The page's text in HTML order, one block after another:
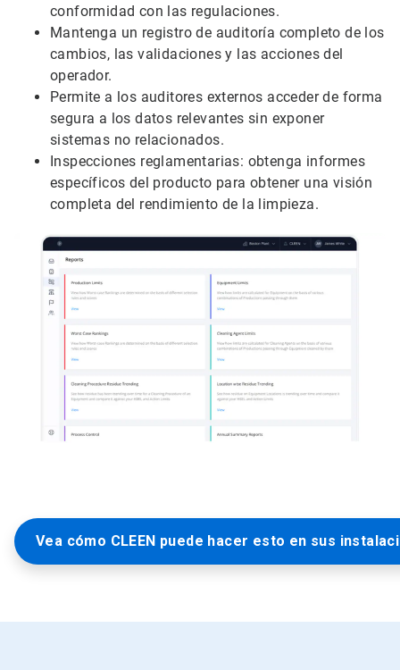
conformidad con las regulaciones.
Mantenga un registro de auditoría completo de los
cambios, las validaciones y las acciones del
operador.
Permite a los auditores externos acceder de forma
segura a los datos relevantes sin exponer
sistemas no relacionados.
Inspecciones reglamentarias: obtenga informes
específicos del producto para obtener una visión
completa del rendimiento de la limpieza.
Vea cómo CLEEN puede hacer esto en sus